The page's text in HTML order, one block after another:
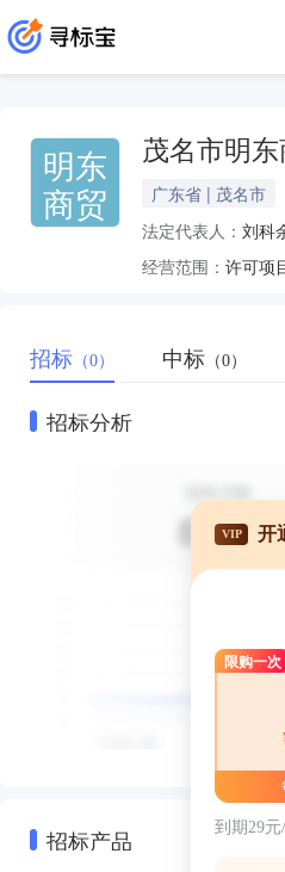
明东
商贸
茂名市明
广东省 | 茂名市
法定代表人： 刘科
经营范围：
招标 （0） 中标 （0）
招标分析
招标产品
VIP 开
限购一次
到期29元